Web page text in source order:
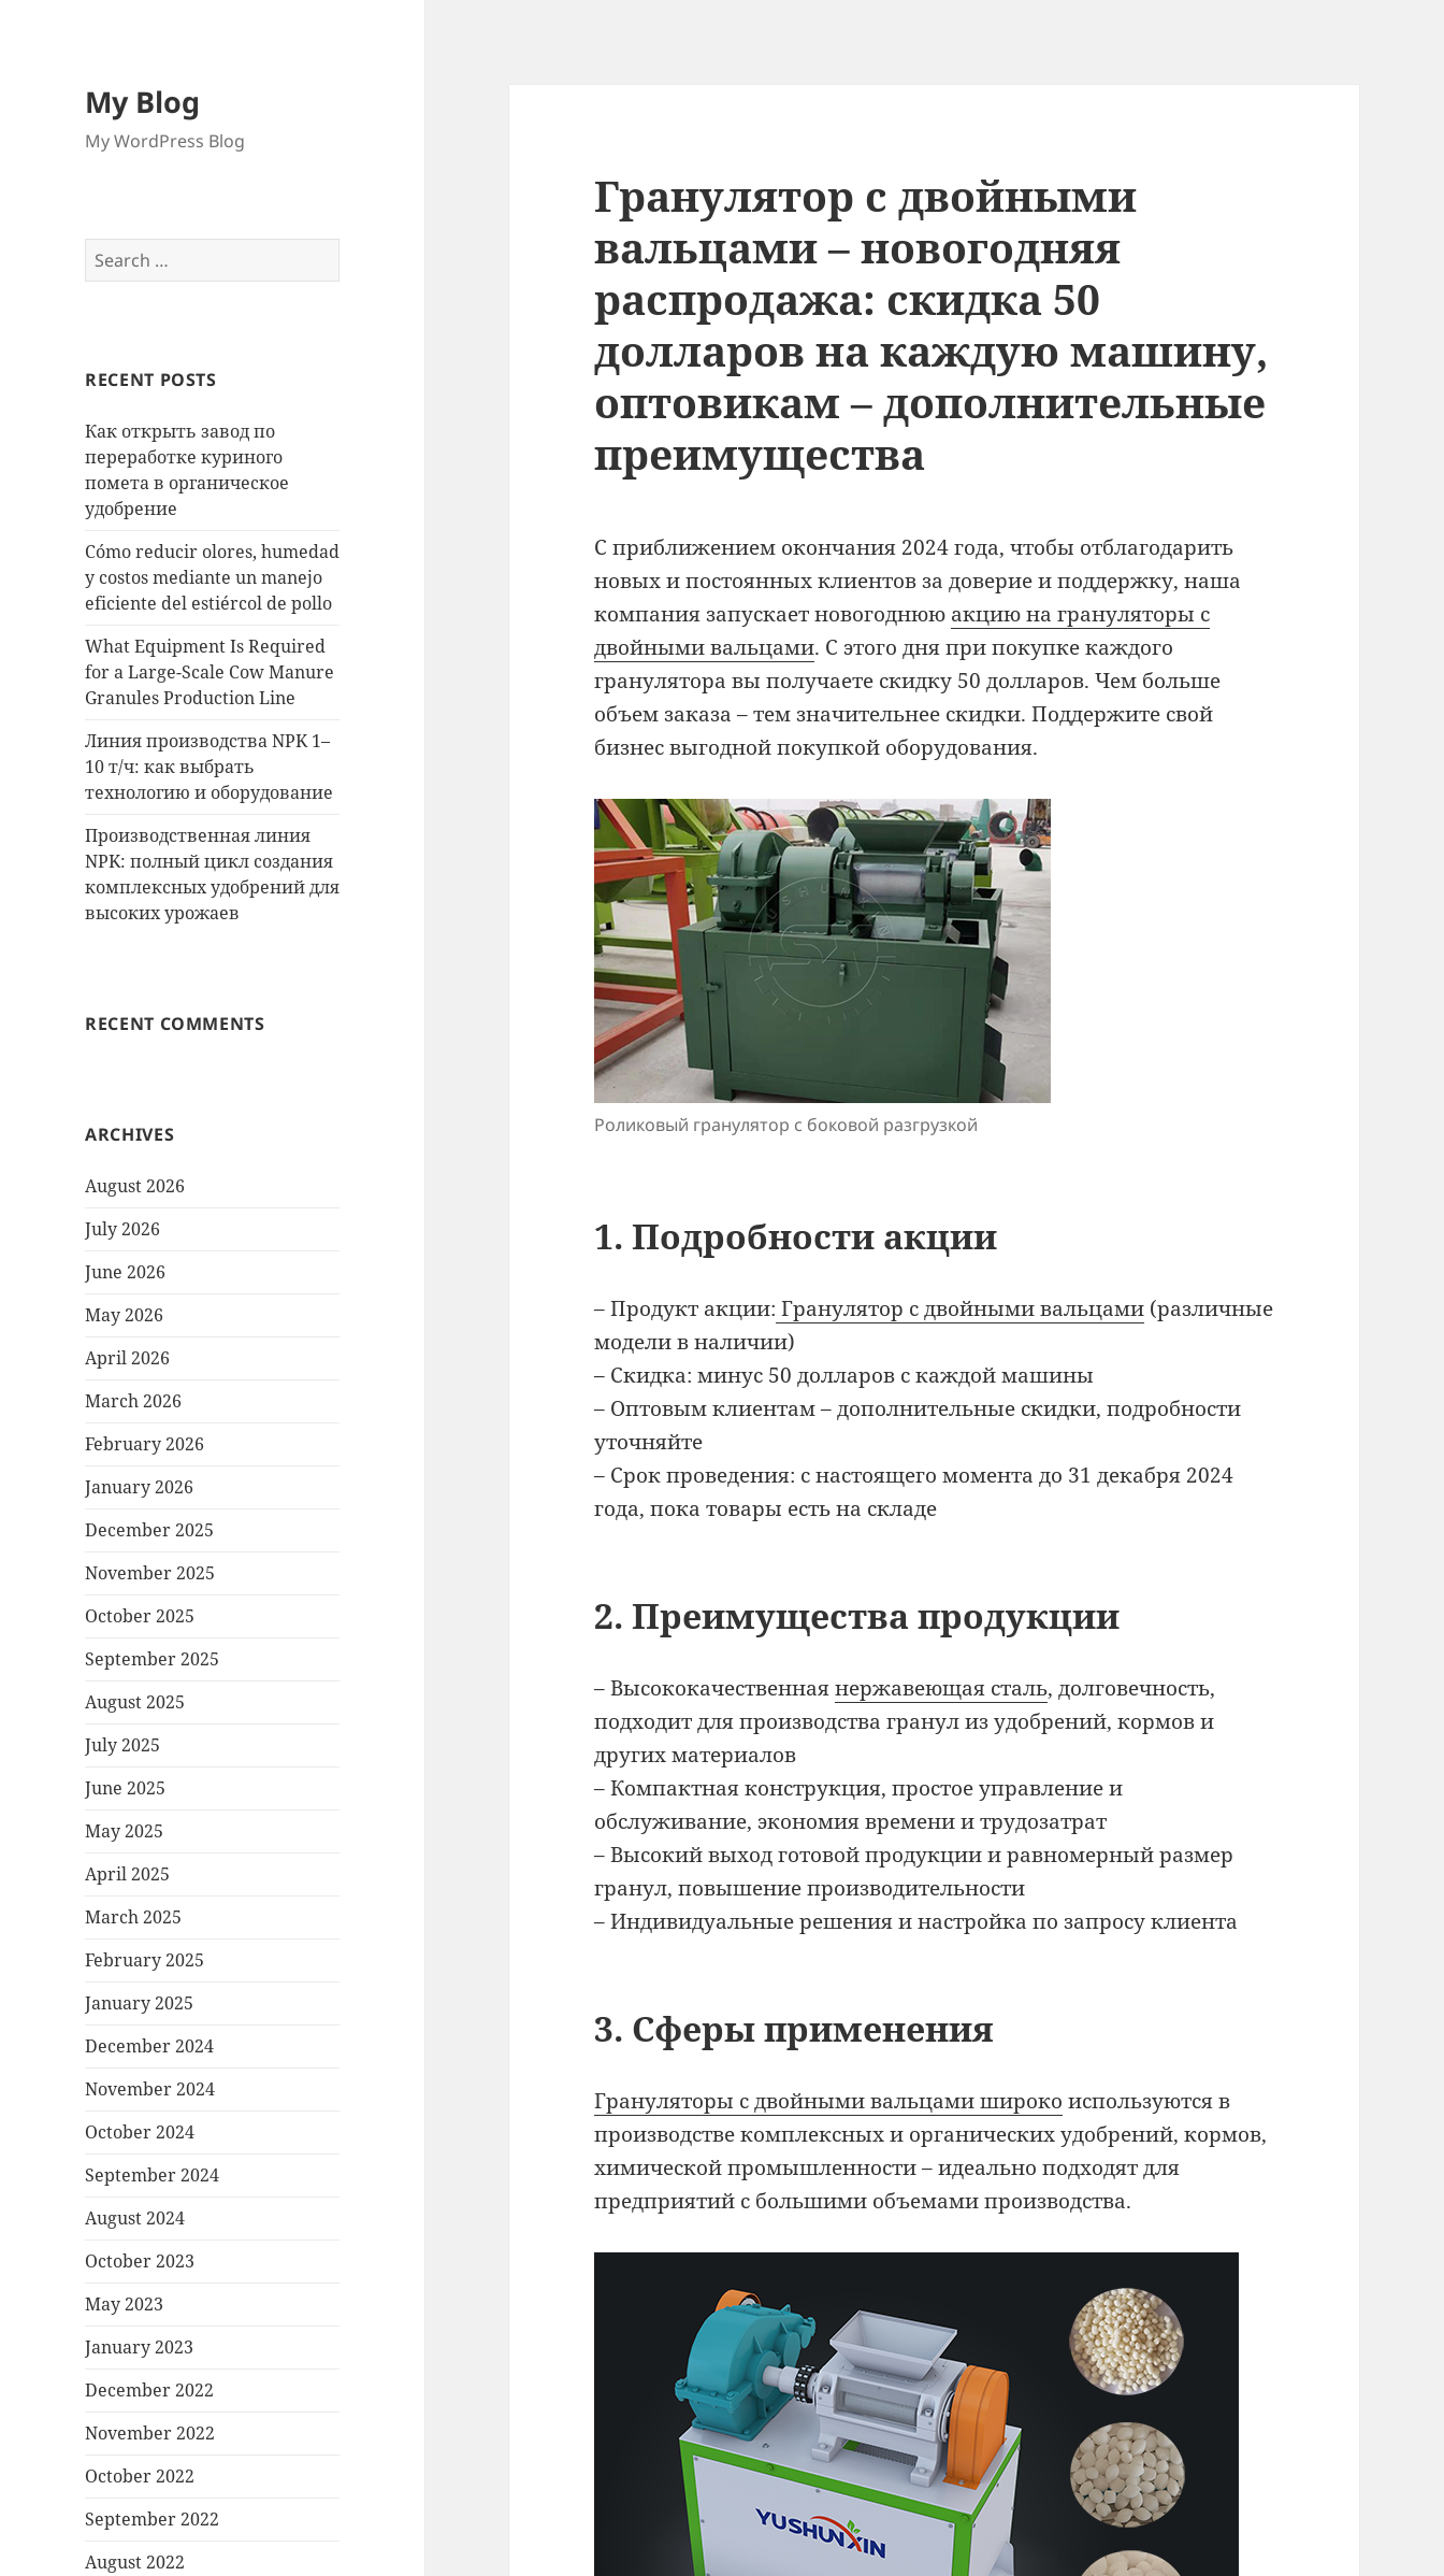
My Blog
My WordPress Blog
Search
for:
RECENT POSTS
Как открыть завод по
переработке куриного
помета в органическое
удобрение
Cómo reducir olores, humedad
y costos mediante un manejo
eficiente del estiércol de pollo
What Equipment Is Required
for a Large-Scale Cow Manure
Granules Production Line
Линия производства NPK 1–
10 т/ч: как выбрать
технологию и оборудование
Производственная линия
NPK: полный цикл создания
комплексных удобрений для
высоких урожаев
RECENT COMMENTS
ARCHIVES
August 2026
July 2026
June 2026
May 2026
April 2026
March 2026
February 2026
January 2026
December 2025
November 2025
October 2025
September 2025
August 2025
July 2025
June 2025
May 2025
April 2025
March 2025
February 2025
January 2025
December 2024
November 2024
October 2024
September 2024
August 2024
October 2023
May 2023
January 2023
December 2022
November 2022
October 2022
September 2022
August 2022
Гранулятор с двойными
вальцами – новогодняя
распродажа: скидка 50
долларов на каждую машину,
оптовикам – дополнительные
преимущества
С приближением окончания 2024 года, чтобы отблагодарить
новых и постоянных клиентов за доверие и поддержку, наша
компания запускает новогоднюю акцию на грануляторы с
двойными вальцами. С этого дня при покупке каждого
гранулятора вы получаете скидку 50 долларов. Чем больше
объем заказа – тем значительнее скидки. Поддержите свой
бизнес выгодной покупкой оборудования.
Роликовый гранулятор с боковой разгрузкой
1. Подробности акции
– Продукт акции: Гранулятор с двойными вальцами (различные
модели в наличии)
– Скидка: минус 50 долларов с каждой машины
– Оптовым клиентам – дополнительные скидки, подробности
уточняйте
– Срок проведения: с настоящего момента до 31 декабря 2024
года, пока товары есть на складе
2. Преимущества продукции
– Высококачественнаянержавеющая сталь, долговечность,
подходит для производства гранул из удобрений, кормов и
других материалов
– Компактная конструкция, простое управление и
обслуживание, экономия времени и трудозатрат
– Высокий выход готовой продукции и равномерный размер
гранул, повышение производительности
– Индивидуальные решения и настройка по запросу клиента
3. Сферы применения
Грануляторы с двойными вальцами широко используются в
производстве комплексных и органических удобрений, кормов,
химической промышленности – идеально подходят для
предприятий с большими объемами производства.